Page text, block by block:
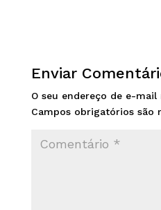
Enviar
O seu endereço de e-
Campos obrigatórios são